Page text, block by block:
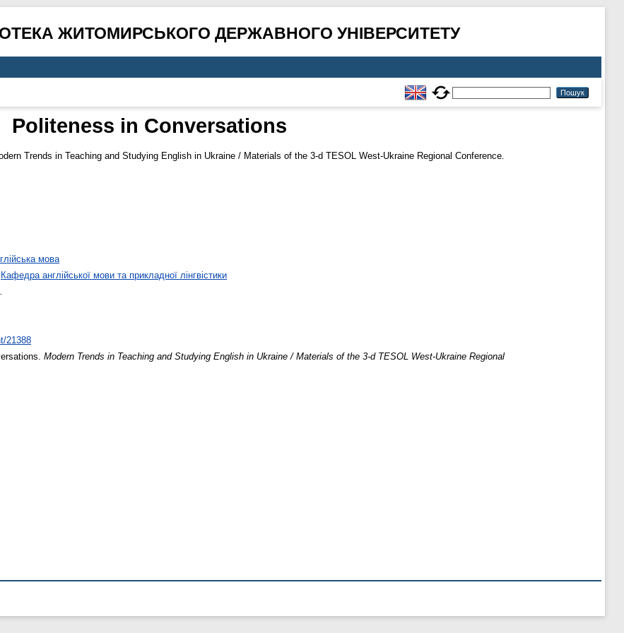
ЖИТОМИРСЬКОГО ДЕРЖАВНОГО УНІВЕРСИТЕТУ
Politeness in Conversations
Trends in Teaching and Studying English in Ukraine / Materials of the 3-d TESOL West-Ukraine Regional Conference.
мова
Кафедра англійської мови та прикладної лінгвістики
21388
Modern Trends in Teaching and Studying English in Ukraine / Materials of the 3-d TESOL West-Ukraine Regional